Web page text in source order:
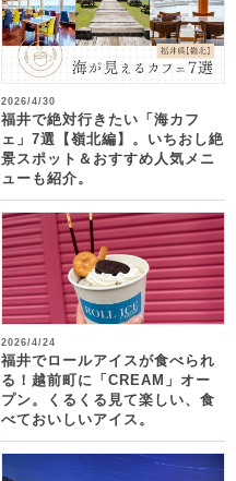
2026/4/30
福井で絶対行きたい「海カフ
ェ」7選【嶺北編】。いちおし絶
景スポット＆おすすめ人気メニ
ューも紹介。
2026/4/24
福井でロールアイスが食べられ
る！越前町に「CREAM」オー
プン。くるくる見て楽しい、食
べておいしいアイス。